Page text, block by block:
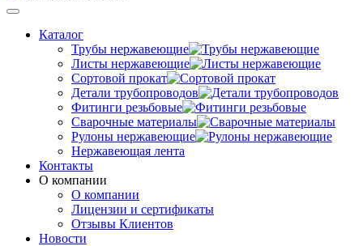
Каталог
Трубы нержавеющие
Листы нержавеющие
Сортовой прокат
Детали трубопроводов
Фитинги резьбовые
Сварочные материалы
Рулоны нержавеющие
Нержавеющая лента
Контакты
О компании
О компании
Лицензии и сертификаты
Отзывы Клиентов
Новости